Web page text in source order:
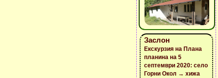
Заслон
Екскурзия на Плана
планина на 5
септември 2020: село
Горни Окол → хижа